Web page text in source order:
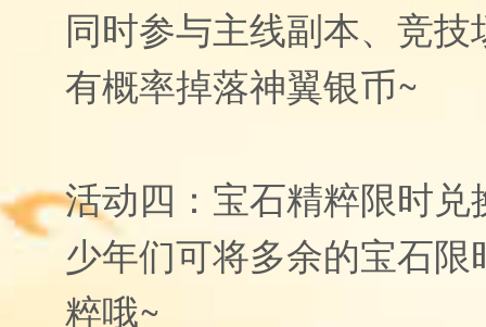
同时参与主线副本、竞
有概率掉落神翼银币~
活动四：宝石精粹限时兑
少年们可将多余的宝石
粹哦~